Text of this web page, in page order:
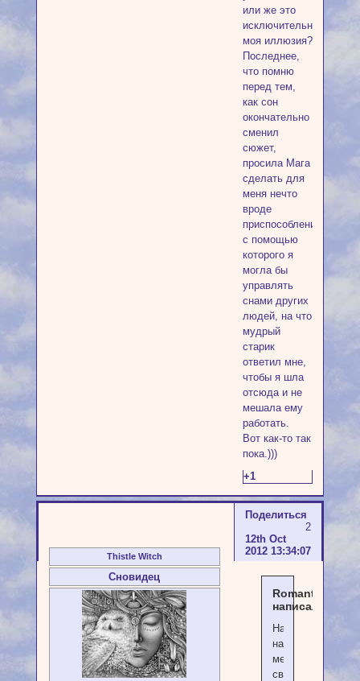
или же это
исключительно
моя иллюзия?
Последнее,
что помню
перед тем,
как сон
окончательно
сменил
сюжет,
просила Мага
сделать для
меня нечто
вроде
приспособления,
с помощью
которого я
могла бы
управлять
снами других
людей, на что
мудрый
старик
ответил мне,
чтобы я шла
отсюда и не
мешала ему
работать.
Вот как-то так
пока.)))
+1
Поделиться
2
12th Oct
2012 13:34:07
Thistle Witch
Сновидец
Romantika
написал(а):
Направляя
на
меня
свой